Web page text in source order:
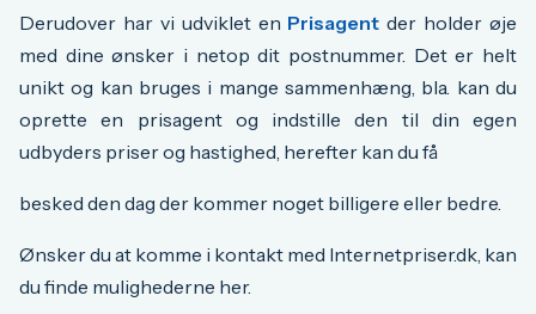
Derudover har vi udviklet en Prisagentder holder øje
med dine ønsker i netop dit postnummer. Det er helt
unikt og kan bruges i mange sammenhæng, bla. kan du
oprette en prisagent og indstille den til din egen
udbyders priser og hastighed, herefter kan du få
besked den dag der kommer noget billigere eller bedre.
Ønsker du at komme i kontakt med Internetpriser.dk, kan
du finde mulighederne her.